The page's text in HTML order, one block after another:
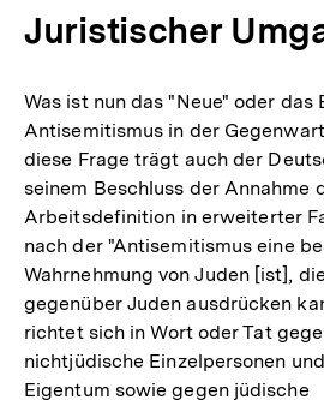
Juristischer
Was ist nun das "Neue" oder das
Antisemitismus in der
diese Frage trägt auch der
seinem Beschluss der Annahme
Arbeitsdefinition in erweiterter
nach der "Antisemitismus eine
Wahrnehmung von Juden [ist],
gegenüber Juden ausdrücken
richtet sich in Wort oder Tat
nichtjüdische Einzelpersonen
Eigentum sowie gegen jüdische